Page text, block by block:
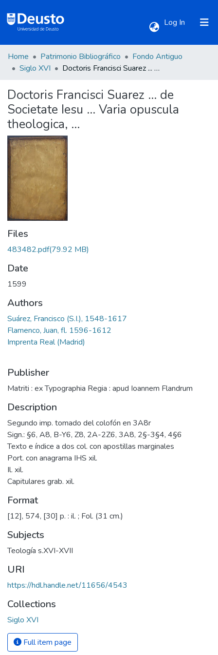
Log In (current)
Communities & Collections
All of DSpace
Statistics
Home Patrimonio Bibliográfico
Fondo Antiguo
Siglo XVI
Doctoris Francisci Suarez ... de Societate Iesu ... Varia opuscula theologica, ...
Doctoris Francisci Suarez ... de
Societate Iesu ... Varia opuscula
theologica, ...
Files
483482.pdf(79.92 MB)
Date
1599
Authors
Suárez, Francisco (S.I.), 1548-1617
Flamenco, Juan, fl. 1596-1612
Imprenta Real (Madrid)
Publisher
Matriti : ex Typographia Regia : apud Ioannem Flandrum
Description
Segundo imp. tomado del colofón en 3A8r
Sign.: §6, A8, B-Y6, Z8, 2A-2Z6, 3A8, 2§-3§4, 4§6
Texto e índice a dos col. con apostillas marginales
Port. con anagrama IHS xil.
Il. xil.
Capitulares grab. xil.
Format
[12], 574, [30] p. : il. ; Fol. (31 cm.)
Subjects
Teología s.XVI-XVII
URI
https://hdl.handle.net/11656/4543
Collections
Siglo XVI
Full item page